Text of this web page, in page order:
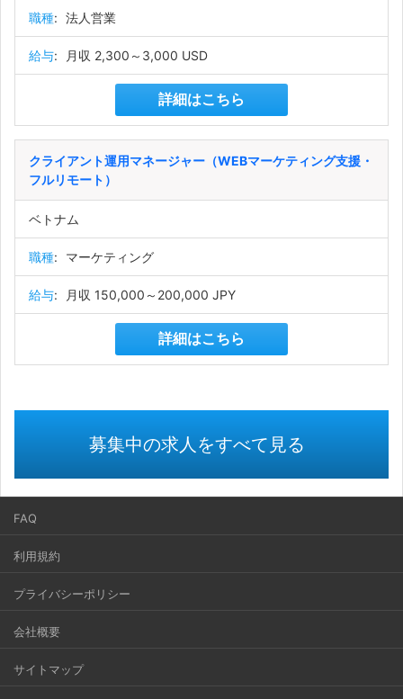
職種: 法人営業
給与: 月収 2,300～3,000 USD
詳細はこちら
クライアント運用マネージャー（WEBマーケティング支援・
フルリモート）
ベトナム
職種: マーケティング
給与: 月収 150,000～200,000 JPY
詳細はこちら
募集中の求人をすべて見る
FAQ
利用規約
プライバシーポリシー
会社概要
サイトマップ